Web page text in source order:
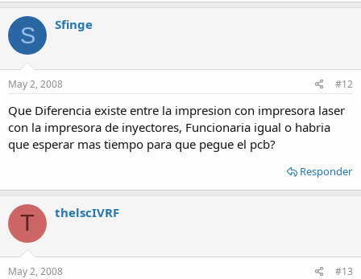
S Sfinge
May 2, 2008 #12
Que Diferencia existe entre la impresion con impresora laser
con la impresora de inyectores, Funcionaria igual o habria
que esperar mas tiempo para que pegue el pcb?
Responder
T thelscIVRF
May 2, 2008 #13